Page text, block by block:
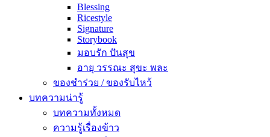
Blessing
Ricestyle
Signature
Storybook
มอบรัก ปันสุข
อายุ วรรณะ สุขะ พละ
ของชำร่วย / ของรับไหว้
บทความน่ารู้
บทความทั้งหมด
ความรู้เรื่องข้าว